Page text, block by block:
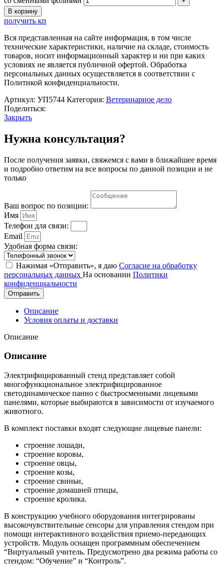
В корзину
получить кп
Вся представленная на сайте информация, в том числе
технические характеристики, наличие на складе, стоимость
товаров, носит информационный характер и ни при каких
условиях не является публичной офертой. Обработка
персональных данных осуществляется в соответствии с
Политикой конфиденциальности.
Артикул: УП5744 Категория: Ветеринарное дело
Поделиться:
Закрыть
Нужна консультация?
После получения заявки, свяжемся с вами в ближайшее время
и подробно ответим на все вопросы по данной позиции и не
только
Ваш вопрос по позиции:
Имя
Телефон для связи:
Email
Удобная форма связи:
Нажимая «Отправить», я даю Согласие на обработку
персональных данных На основании Политики
конфиденциальности
Отправить
Описание
Условия оплаты и доставки
Описание
Описание
Электрифицированный стенд представляет собой
многофункциональное электрифицированное
светодинамическое панно с быстросменными лицевыми
панелями, которые выбираются в зависимости от изучаемого
животного.
В комплект поставки входят следующие лицевые панели:
строение лошади,
строение коровы,
строение овцы,
строение козы,
строение свиньи,
строение домашней птицы,
строение кролика.
В конструкцию учебного оборудования интегрированы
высокочувствительные сенсоры для управления стендом при
помощи интерактивного воздействия приемо-передающих
устройств. Модуль оснащен программным обеспечением
“Виртуальный учитель. Предусмотрено два режима работы со
стендом: “Обучение” и “Контроль”.